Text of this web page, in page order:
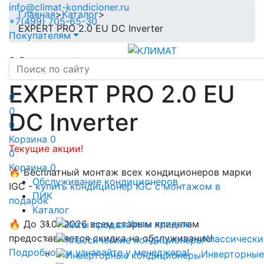
info@climat-kondicioner.ru
+7(499) 705-65-30
Покупателям
0
0
0
Корзина 0
0
Корзина 0
Обслуживание кондиционеров
ПИК
Каталог
Хиты продаж
Главная>Каталог>
EXPERT PRO 2.0 EU DC Inverter
Кондиционеры
EXPERT PRO 2.0 EU
DC Inverter
Текущие акции!
🔥 Бесплатный монтаж всех кондиционеров марки
IGC -купить кондиционер IGC с монтажом в
подарок
🔥 До 31.07.2026 всем старым клиентам
предоставляется скидка на обслуживание!
Подробности узнавайте у менеджера!